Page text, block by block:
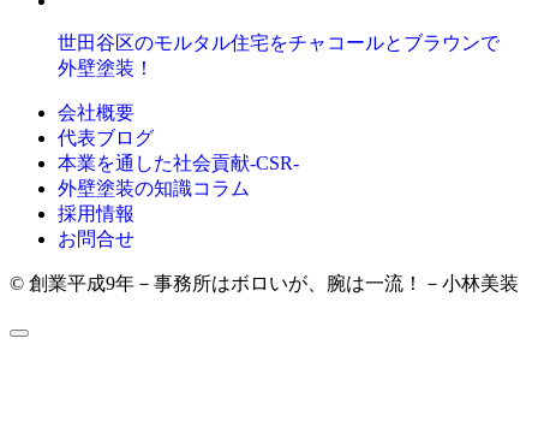
世田谷区のモルタル住宅をチャコールとブラウンで
外壁塗装！
会社概要
代表ブログ
本業を通した社会貢献-CSR-
外壁塗装の知識コラム
採用情報
お問合せ
© 創業平成9年－事務所はボロいが、腕は一流！－小林美装